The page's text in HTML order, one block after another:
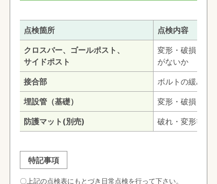
点検箇所 点検内容
クロスバー、ゴールポスト、
サイドポスト
変形・破損・塗
がないか
接合部 ボルトの緩み・
埋設管（基礎） 変形・破損・ぐ
防護マット(別売) 破れ・変形等が
特記事項
〇上記の点検表にもとづき日常点検を行って下さい。